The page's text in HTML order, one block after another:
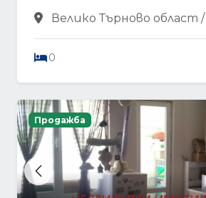
Велико Търново област /
0
Previous
Продажба